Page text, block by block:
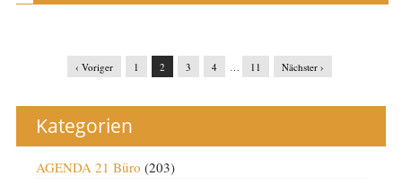
‹ Voriger 1 2 3 4 … 11 Nächster ›
Kategorien
AGENDA 21 Büro (203)